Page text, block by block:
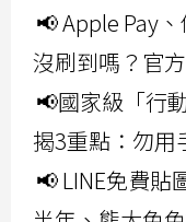
📢 Apple Pay
沒刷到嗎？官
📢國家級「行
揭3重點：勿用
📢 LINE免費貼